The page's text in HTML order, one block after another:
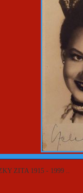
ZITA 1915 - 1999 ..